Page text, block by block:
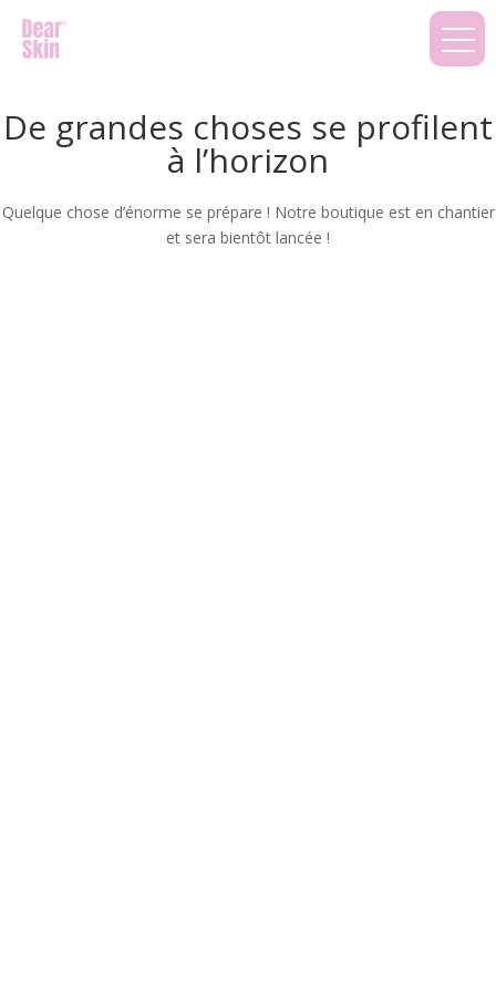
De grandes choses se profilent
à l’horizon
Quelque chose d’énorme se prépare ! Notre boutique est en chantier
et sera bientôt lancée !